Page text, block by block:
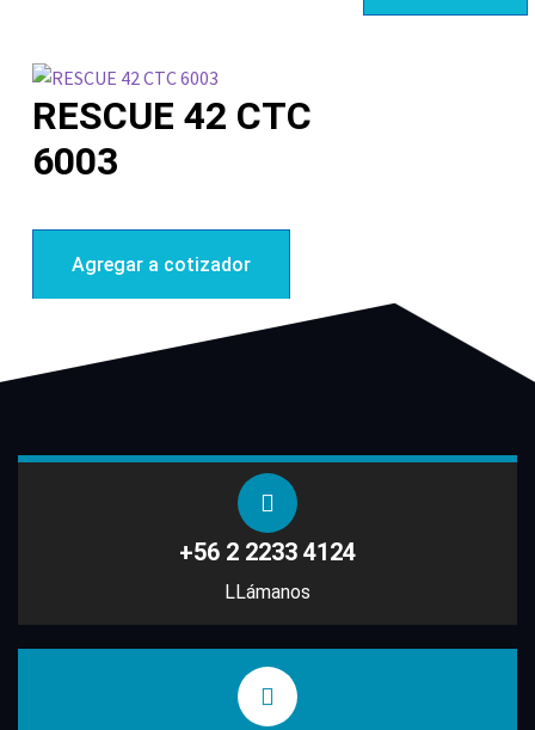
RESCUE 42 CTC
6003
Agregar a cotizador
+56 2 2233 4124
LLámanos